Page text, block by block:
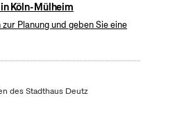
Köln-Mülheim
Planung und geben Sie eine
des Stadthaus Deutz